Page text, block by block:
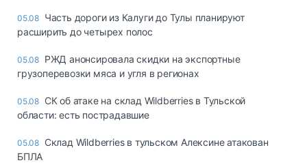
05.08 Часть дороги из Калуги до Тулы планируют
расширить до четырех полос
05.08 РЖД анонсировала скидки на экспортные
грузоперевозки мяса и угля в регионах
05.08 СК об атаке на склад Wildberries в Тульской
области: есть пострадавшие
05.08 Склад Wildberries в тульском Алексине атакован
БПЛА